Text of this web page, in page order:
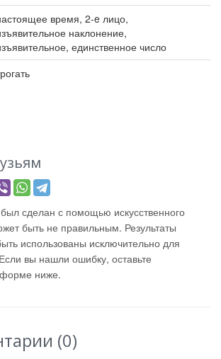
время, 2-e лицо,
наклонение,
единственное число
сделан с помощью искусственного
быть не правильным. Результаты
использованы исключительно для
вы нашли ошибку, оставьте
ниже.
(0)